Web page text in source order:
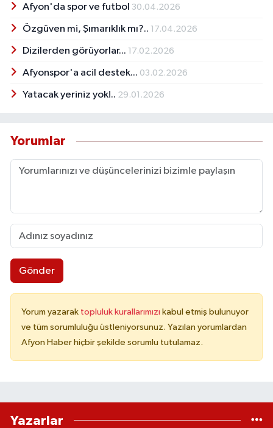
Afyon'da spor ve futbol 30.04.2026
Özgüven mi, Şımarıklık mı?.. 17.04.2026
Dizilerden görüyorlar... 17.02.2026
Afyonspor'a acil destek... 03.02.2026
Yatacak yeriniz yok!.. 29.01.2026
Yorumlar
Gönder
Yorum yazarak topluluk kurallarımızı kabul etmiş bulunuyor
ve tüm sorumluluğu üstleniyorsunuz. Yazılan yorumlardan
Afyon Haber hiçbir şekilde sorumlu tutulamaz.
Yazarlar